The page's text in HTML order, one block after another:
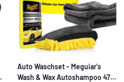
Auto Waschset - Meguiar's
Wash & Wax Autoshampoo 473